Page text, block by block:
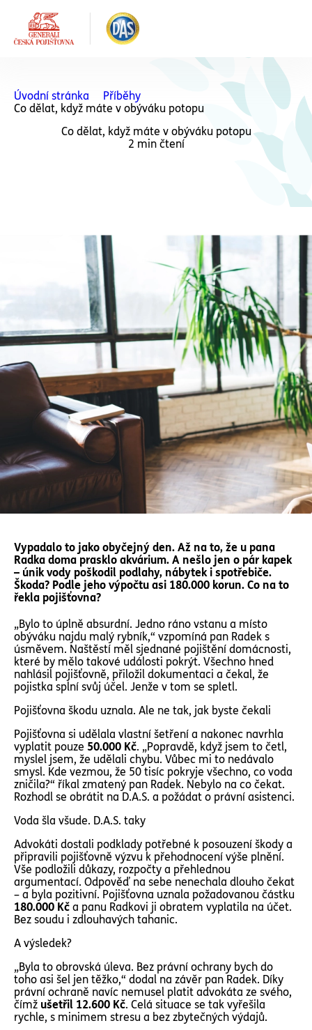
Úvodní stránka
Příběhy
Co dělat, když máte v obýváku potopu
Co dělat, když máte v obýváku potopu
2 min čtení
Vypadalo to jako obyčejný den. Až na to, že u pana
Radka doma prasklo akvárium. A nešlo jen o pár kapek
– únik vody poškodil podlahy, nábytek i spotřebiče.
Škoda? Podle jeho výpočtu asi 180.000 korun. Co na to
řekla pojišťovna?
„Bylo to úplně absurdní. Jedno ráno vstanu a místo
obýváku najdu malý rybník,“ vzpomíná pan Radek s
úsměvem. Naštěstí měl sjednané pojištění domácnosti,
které by mělo takové události pokrýt. Všechno hned
nahlásil pojišťovně, přiložil dokumentaci a čekal, že
pojistka splní svůj účel. Jenže v tom se spletl.
Pojišťovna škodu uznala. Ale ne tak, jak byste čekali
Pojišťovna si udělala vlastní šetření a nakonec navrhla
vyplatit pouze 50.000 Kč. „Popravdě, když jsem to četl,
myslel jsem, že udělali chybu. Vůbec mi to nedávalo
smysl. Kde vezmou, že 50 tisíc pokryje všechno, co voda
zničila?“ říkal zmatený pan Radek. Nebylo na co čekat.
Rozhodl se obrátit na D.A.S. a požádat o právní asistenci.
Voda šla všude. D.A.S. taky
Advokáti dostali podklady potřebné k posouzení škody a
připravili pojišťovně výzvu k přehodnocení výše plnění.
Vše podložili důkazy, rozpočty a přehlednou
argumentací. Odpověď na sebe nenechala dlouho čekat
– a byla pozitivní. Pojišťovna uznala požadovanou částku
180.000 Kč a panu Radkovi ji obratem vyplatila na účet.
Bez soudu i zdlouhavých tahanic.
A výsledek?
„Byla to obrovská úleva. Bez právní ochrany bych do
toho asi šel jen těžko,“ dodal na závěr pan Radek. Díky
právní ochraně navíc nemusel platit advokáta ze svého,
čímž ušetřil 12.600 Kč. Celá situace se tak vyřešila
rychle, s minimem stresu a bez zbytečných výdajů.